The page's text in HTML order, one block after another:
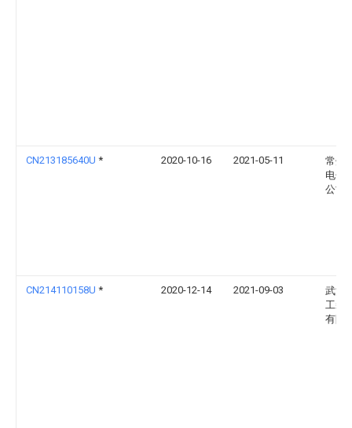
CN213185640U * 2020-10-16 2021-05-11
常州
电子
公司
CN214110158U * 2020-12-14 2021-09-03
武汉
工装
有限